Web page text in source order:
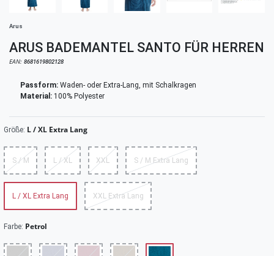
Arus
ARUS BADEMANTEL SANTO FÜR HERREN
EAN: 8681619802128
Passform: Waden- oder Extra-Lang, mit Schalkragen
Material: 100% Polyester
Größe: L / XL Extra Lang
S / M L / XL XXL S / M Extra Lang
L / XL Extra Lang XXL Extra Lang
Farbe: Petrol